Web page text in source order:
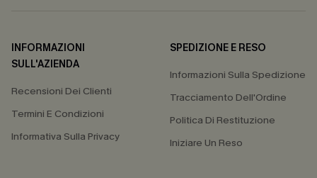
INFORMAZIONI
SULL'AZIENDA
Recensioni Dei Clienti
Termini E Condizioni
Informativa Sulla Privacy
SPEDIZIONE E RESO
Informazioni Sulla Spedizione
Tracciamento Dell'Ordine
Politica Di Restituzione
Iniziare Un Reso